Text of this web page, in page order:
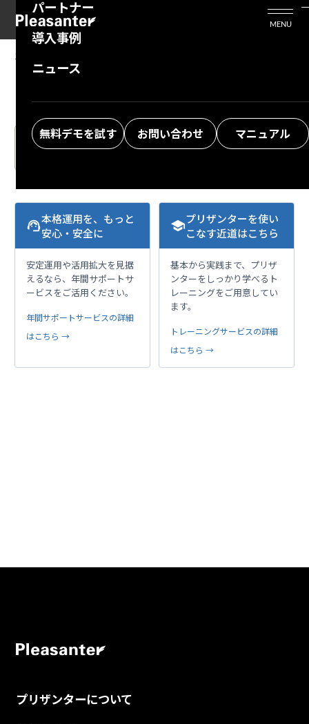
活用シーン
Enterprise Edition
パートナー
プリザンタービジネスを検討中の方
導入事例
ニュース
無料デモを試す お問い合わせ マニュアル
MENU
10.04.2024
Manage Table: Export: Access Control Tab
The Japanese version of the manual is the latest.
support_agent本格運用を、もっと
安心・安全に
安定運用や活用拡大を見据
えるなら、年間サポートサ
ービスをご活用ください。
年間サポートサービスの詳細
はこちら →
schoolプリザンターを使い
こなす近道はこちら
基本から実践まで、プリザ
ンターをしっかり学べるト
レーニングをご用意してい
ます。
トレーニングサービスの詳細
はこちら →
プリザンターについて